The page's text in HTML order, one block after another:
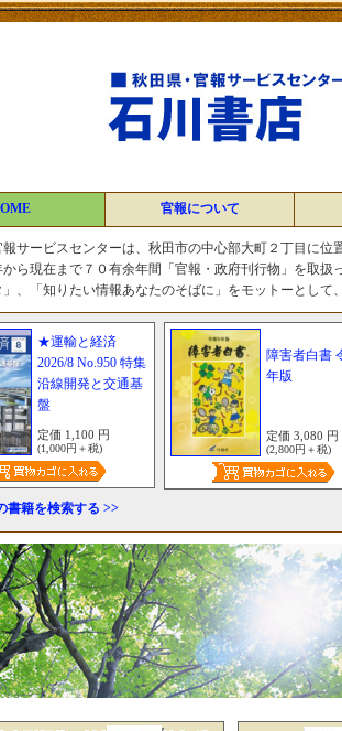
官報について
サービスセンターは、秋田市の中心部大町２丁目に
から現在まで７０有余年間「官報・政府刊行物」を取
、「知りたい情報あなたのそばに」をモットーとし
★運輸と経済
2026/8 No.950 特集
沿線開発と交通基
盤
定価 1,100 円
(1,000円＋税)
障害者白書
年版
定価 3,080 円
(2,800円＋税)
書籍を検索する >>